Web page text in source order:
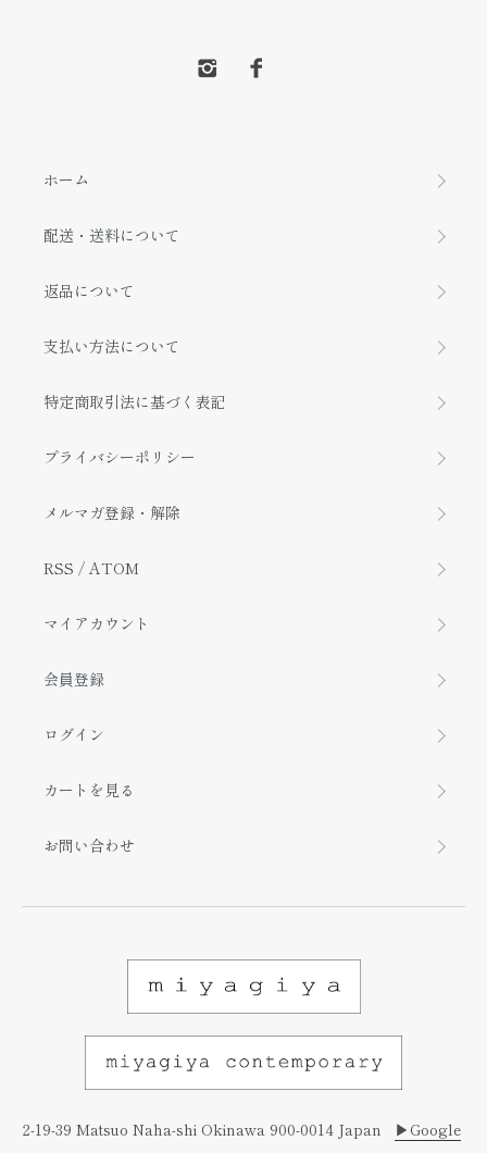
ホーム
配送・送料について
返品について
支払い方法について
特定商取引法に基づく表記
プライバシーポリシー
メルマガ登録・解除
RSS / ATOM
マイアカウント
会員登録
ログイン
カートを見る
お問い合わせ
2-19-39 Matsuo Naha-shi Okinawa 900-0014 Japan ▶︎Google